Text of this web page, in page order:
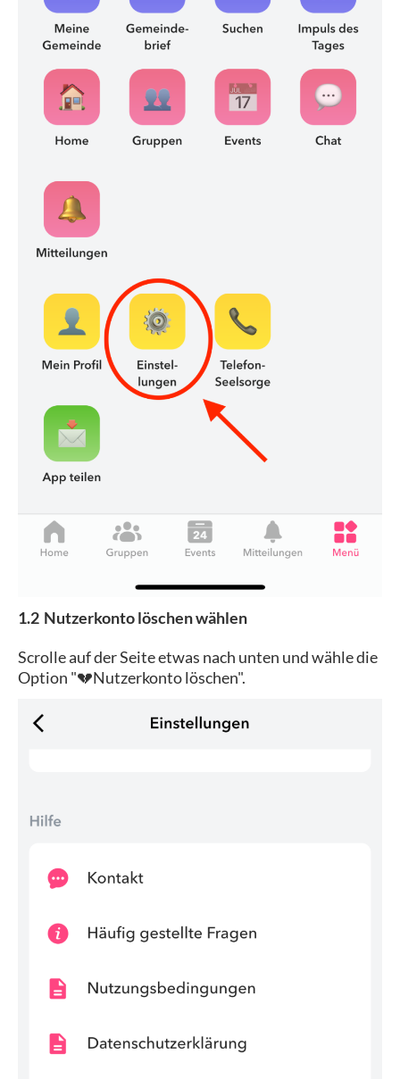
1.2 Nutzerkonto löschen wählen
Scrolle auf der Seite etwas nach unten und wähle die
Option "💔Nutzerkonto löschen".